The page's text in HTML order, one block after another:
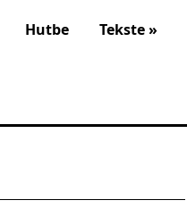
Hutbe Tekste »